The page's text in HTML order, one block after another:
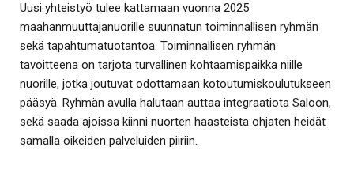
Uusi yhteistyö tulee kattamaan vuonna 2025
maahanmuuttajanuorille suunnatun toiminnallisen ryhmän
sekä tapahtumatuotantoa. Toiminnallisen ryhmän
tavoitteena on tarjota turvallinen kohtaamispaikka niille
nuorille, jotka joutuvat odottamaan kotoutumiskoulutukseen
pääsyä. Ryhmän avulla halutaan auttaa integraatiota Saloon,
sekä saada ajoissa kiinni nuorten haasteista ohjaten heidät
samalla oikeiden palveluiden piiriin.